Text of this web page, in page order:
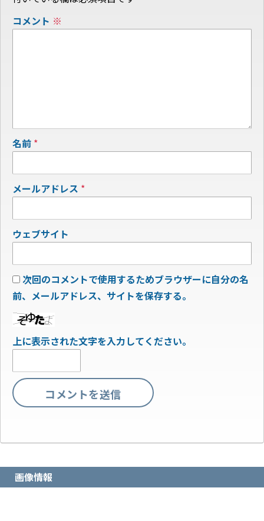
コメント ※
名前 *
メールアドレス *
ウェブサイト
次回のコメントで使用するためブラウザーに自分の名
前、メールアドレス、サイトを保存する。
上に表示された文字を入力してください。
画像情報